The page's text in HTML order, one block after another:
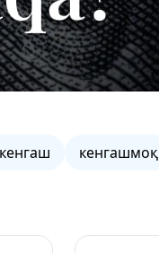
кенгаш кенгашмоқ